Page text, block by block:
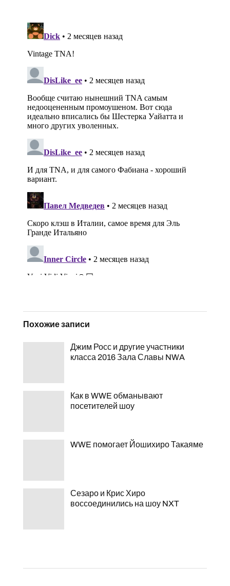
Похожие записи
Джим Росс и другие участники
класса 2016 Зала Славы NWA
Как в WWE обманывают
посетителей шоу
WWE помогает Йошихиро Такаяме
Сезаро и Крис Хиро
воссоединились на шоу NXT